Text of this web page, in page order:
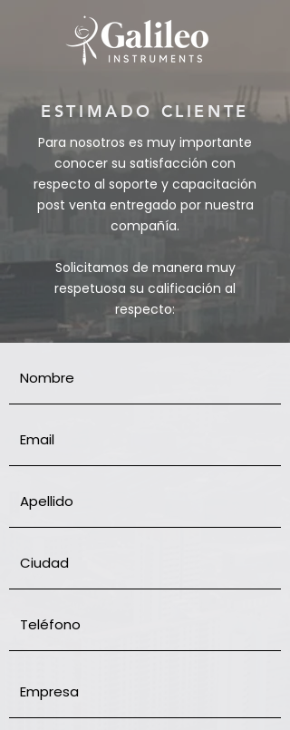
ESTIMADO CLIENTE
Para nosotros es muy importante
conocer su satisfacción con
respecto al soporte y capacitación
post venta entregado por nuestra
compañía.
Solicitamos de manera muy
respetuosa su calificación al
respecto: